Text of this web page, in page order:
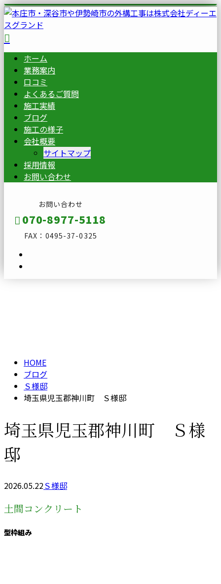
ホーム
業務案内
口コミ
よくあるご質問
施工実績
ブログ
施工の様子
会社概要
サイトマップ
採用情報
お問い合わせ
お問い合わせ
070-8977-5118
FAX：0495-37-0325
HOME
ブログ
Ｓ様邸
埼玉県児玉郡神川町 Ｓ様邸
埼玉県児玉郡神川町 Ｓ様
邸
2026.05.22Ｓ様邸
土間コンクリート
型枠組み